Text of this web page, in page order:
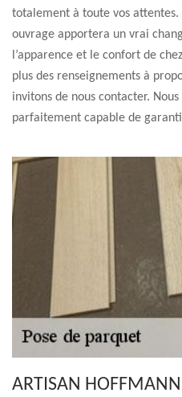
totalement à toute vos attentes.
ouvrage apportera un vrai
l’apparence et le confort de
plus des renseignements à
invitons de nous contacter.
parfaitement capable de
ARTISAN